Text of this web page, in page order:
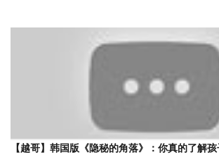
【越哥】韩国版《隐秘的角落》：你真的了解